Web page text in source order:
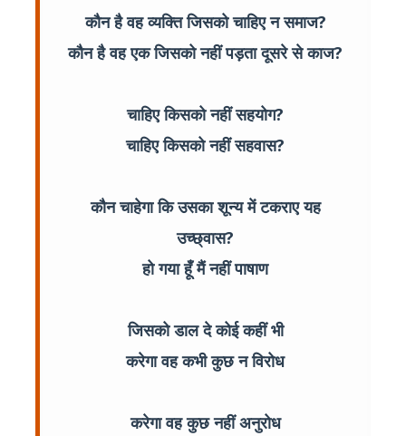
कौन है वह व्यक्ति जिसको चाहिए न समाज?
कौन है वह एक जिसको नहीं पड़ता दूसरे से काज?
चाहिए किसको नहीं सहयोग?
चाहिए किसको नहीं सहवास?
कौन चाहेगा कि उसका शून्य में टकराए यह
उच्छ्वास?
हो गया हूँ मैं नहीं पाषाण
जिसको डाल दे कोई कहीं भी
करेगा वह कभी कुछ न विरोध
करेगा वह कुछ नहीं अनुरोध